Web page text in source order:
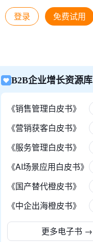
登录 免费试用
B2B企业增长资源库
《销售管理白皮书》
《营销获客白皮书》
《服务管理白皮书》
《AI场景应用白皮书》
《国产替代橙皮书》
《中企出海橙皮书》
更多电子书 →